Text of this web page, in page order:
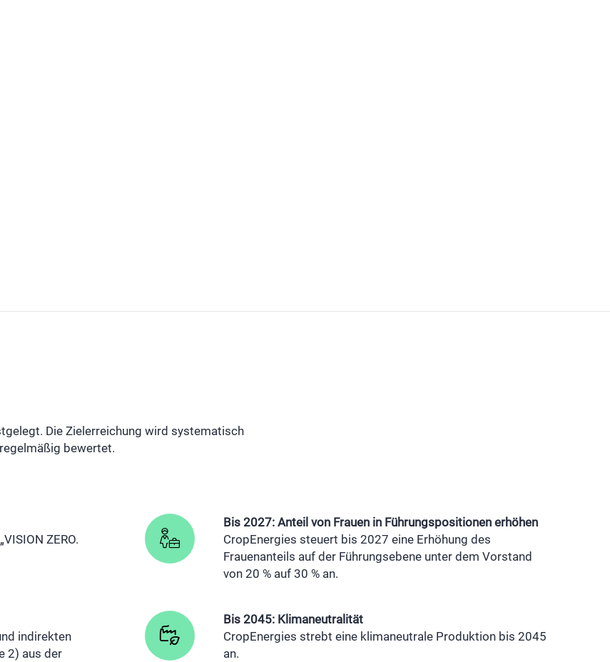
Die Zielerreichung wird systematisch
bewertet.
ZERO.
Bis 2027: Anteil von Frauen in Führungspositionen erhöhen
CropEnergies steuert bis 2027 eine Erhöhung des
Frauenanteils auf der Führungsebene unter dem Vorstand
von 20 % auf 30 % an.
indirekten
2) aus der
Bis 2045: Klimaneutralität
CropEnergies strebt eine klimaneutrale Produktion bis 2045
an.